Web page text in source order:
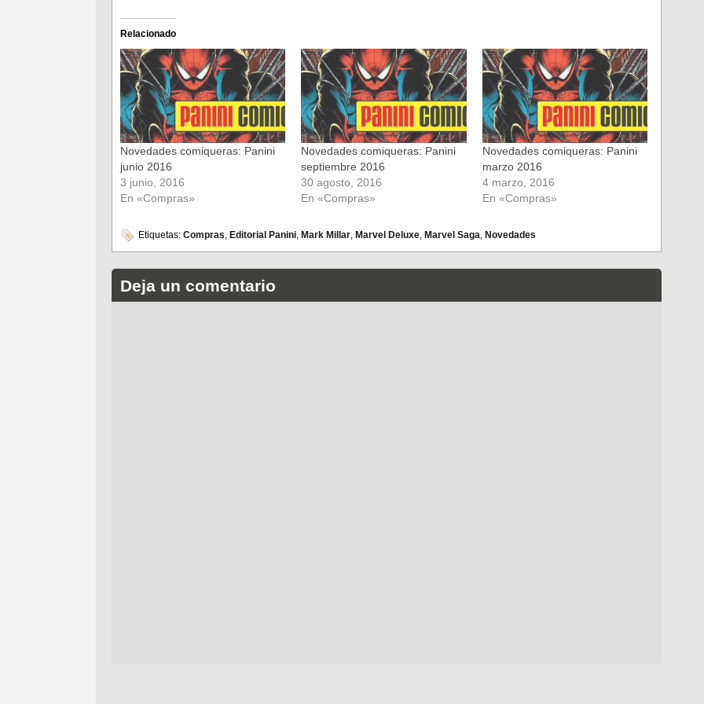
Facebook
(Se
abre
en
una
ventana
nueva)
Twitter
(Se
abre
en
una
ventana
nueva)
Relacionado
Novedades comiqueras: Panini
junio 2016
3 junio, 2016
En «Compras»
Novedades comiqueras: Panini
septiembre 2016
30 agosto, 2016
En «Compras»
Novedades comiqueras: Panini
marzo 2016
4 marzo, 2016
En «Compras»
Etiquetas: Compras, Editorial Panini, Mark Millar, Marvel Deluxe, Marvel Saga, Novedades
Deja un comentario